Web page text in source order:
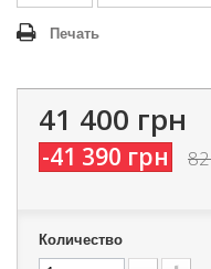
Печать
41 400 грн
-41 390 грн
Количество